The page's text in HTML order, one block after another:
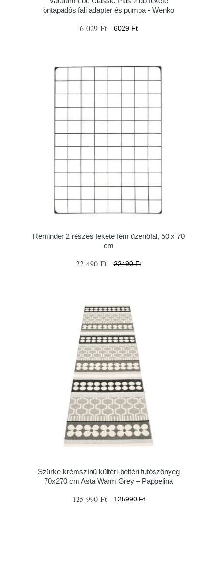
öntapadós fali adapter és pumpa - Wenko
6 029 Ft 6029 Ft
Reminder 2 részes fekete fém üzenőfal, 50 x 70
cm
22 490 Ft 22490 Ft
Szürke-krémszínű kültéri-beltéri futószőnyeg
70x270 cm Asta Warm Grey – Pappelina
125 990 Ft 125990 Ft